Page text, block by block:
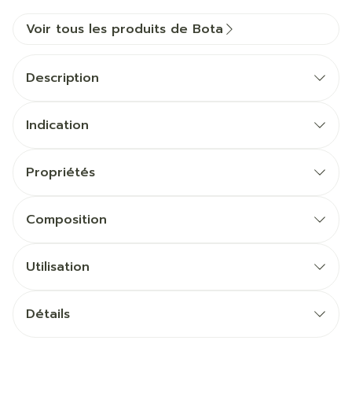
Voir tous les produits de Bota
Description
Indication
Propriétés
Composition
Utilisation
Détails